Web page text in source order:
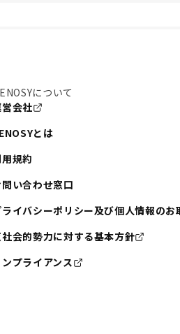
について
会社
とは
規約
問い合わせ窓口
ライバシーポリシー及び個人情報のお
会的勢力に対する基本方針
プライアンス